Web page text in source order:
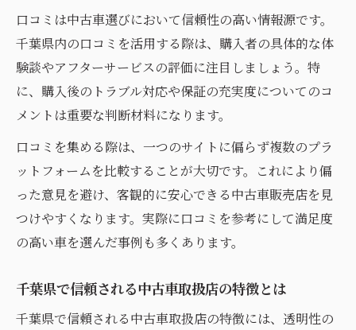
口コミは中古車選びにおいて信頼性の高い情報源です。
千葉県内の口コミを活用する際は、購入者の具体的な体
験談やアフターサービスの評価に注目しましょう。特
に、購入後のトラブル対応や保証の充実度についてのコ
メントは重要な判断材料になります。
口コミを集める際は、一つのサイトに偏らず複数のプラ
ットフォームを比較することが大切です。これにより偏
った意見を避け、客観的に安心できる中古車販売店を見
つけやすくなります。実際に口コミを参考にして満足度
の高い車を選んだ事例も多くあります。
千葉県で信頼される中古車取扱店の特徴とは
千葉県で信頼される中古車取扱店の特徴には、透明性の